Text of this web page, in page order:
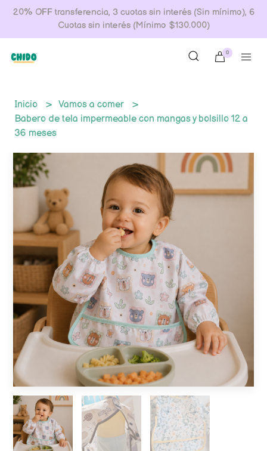
20% OFF transferencia, 3 cuotas sin interés (Sin mínimo), 6
Cuotas sin interés (Mínimo $130.000)
0
Inicio
Vamos a comer
Babero de tela impermeable con mangas y bolsillo 12 a
36 meses